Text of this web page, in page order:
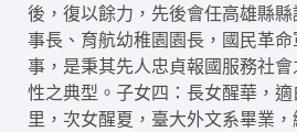
後，復以餘力，先後會任高雄縣
事長、育航幼稚園園長，國民革
事，是秉其先人忠貞報國服務社
性之典型。子女四：長女醒華，
里，次女醒夏，臺大外文系畢業